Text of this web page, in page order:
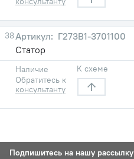
38
Г273В1-3701100
Статор
Наличие
Обратитесь к
консультанту
К схеме
Подпишитесь на нашу рассылку